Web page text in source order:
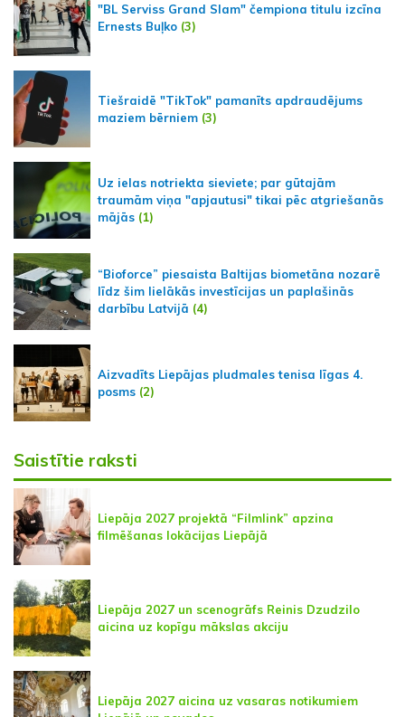
"BL Serviss Grand Slam" čempiona titulu izcīna
Ernests Buļko (3)
Tiešraidē "TikTok" pamanīts apdraudējums
maziem bērniem (3)
Uz ielas notriekta sieviete; par gūtajām
traumām viņa "apjautusi" tikai pēc atgriešanās
mājās (1)
“Bioforce” piesaista Baltijas biometāna nozarē
līdz šim lielākās investīcijas un paplašinās
darbību Latvijā (4)
Aizvadīts Liepājas pludmales tenisa līgas 4.
posms (2)
Saistītie raksti
Liepāja 2027 projektā “Filmlink” apzina
filmēšanas lokācijas Liepājā
Liepāja 2027 un scenogrāfs Reinis Dzudzilo
aicina uz kopīgu mākslas akciju
Liepāja 2027 aicina uz vasaras notikumiem